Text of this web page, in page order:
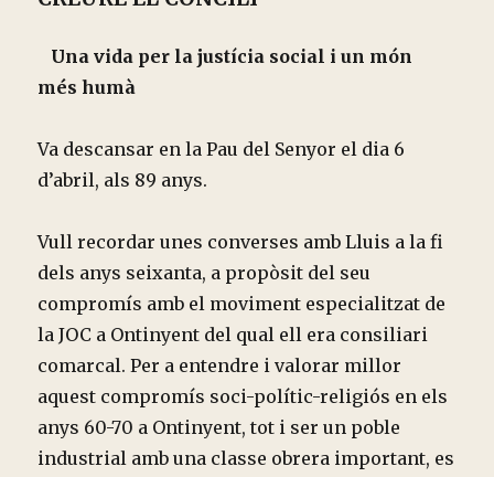
Una vida per la justícia social i un món
més humà
Va descansar en la Pau del Senyor el dia 6
d’abril, als 89 anys.
Vull recordar unes converses amb Lluis a la fi
dels anys seixanta, a propòsit del seu
compromís amb el moviment especialitzat de
la JOC a Ontinyent del qual ell era consiliari
comarcal. Per a entendre i valorar millor
aquest compromís soci-polític-religiós en els
anys 60-70 a Ontinyent, tot i ser un poble
industrial amb una classe obrera important, es